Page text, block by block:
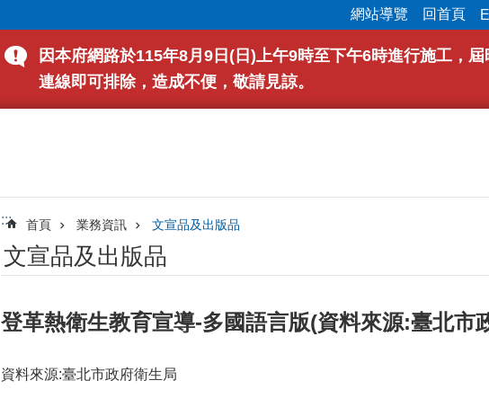
網站導覽 回首頁
因本府網路於115年8月9日(日)上午9時至下午6時進行施工，
連線即可排除，造成不便，敬請見諒。
::: 首頁 業務資訊 文宣品及出版品
文宣品及出版品
登革熱衛生教育宣導-多國語言版(資料來源:臺北市
資料來源:臺北市政府衛生局